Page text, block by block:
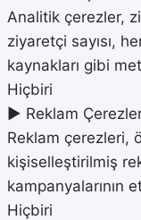
Analitik çerezler,
ziyaretçi sayısı,
kaynakları gibi
Hiçbiri
► Reklam
Reklam çerezleri,
kişiselleştirilmiş
kampanyalarının
Hiçbiri